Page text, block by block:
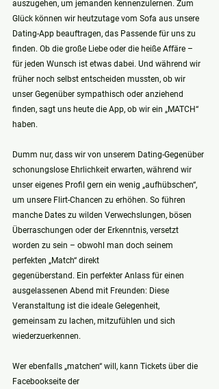
auszugehen, um jemanden kennenzulernen. Zum
Glück können wir heutzutage vom Sofa aus unsere
Dating-App beauftragen, das Passende für uns zu
finden. Ob die große Liebe oder die heiße Affäre –
für jeden Wunsch ist etwas dabei. Und während wir
früher noch selbst entscheiden mussten, ob wir
unser Gegenüber sympathisch oder anziehend
finden, sagt uns heute die App, ob wir ein „MATCH“
haben.
Dumm nur, dass wir von unserem Dating-Gegenüber
schonungslose Ehrlichkeit erwarten, während wir
unser eigenes Profil gern ein wenig „aufhübschen“,
um unsere Flirt-Chancen zu erhöhen. So führen
manche Dates zu wilden Verwechslungen, bösen
Überraschungen oder der Erkenntnis, versetzt
worden zu sein – obwohl man doch seinem
perfekten „Match“ direkt
gegenüberstand. Ein perfekter Anlass für einen
ausgelassenen Abend mit Freunden: Diese
Veranstaltung ist die ideale Gelegenheit,
gemeinsam zu lachen, mitzufühlen und sich
wiederzuerkennen.
Wer ebenfalls „matchen“ will, kann Tickets über die
Facebookseite der